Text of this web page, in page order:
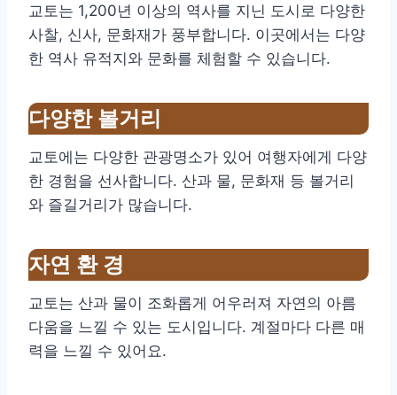
교토는 1,200년 이상의 역사를 지닌 도시로 다양한
사찰, 신사, 문화재가 풍부합니다. 이곳에서는 다양
한 역사 유적지와 문화를 체험할 수 있습니다.
다양한 볼거리
교토에는 다양한 관광명소가 있어 여행자에게 다양
한 경험을 선사합니다. 산과 물, 문화재 등 볼거리
와 즐길거리가 많습니다.
자연 환 ​​경
교토는 산과 물이 조화롭게 어우러져 자연의 아름
다움을 느낄 수 있는 도시입니다. 계절마다 다른 매
력을 느낄 수 있어요.